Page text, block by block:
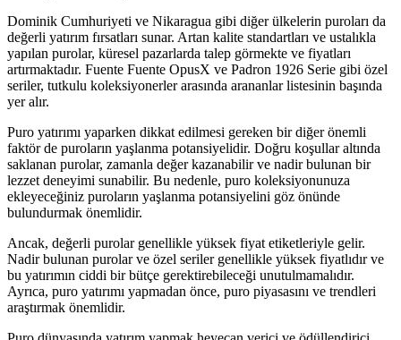
Dominik Cumhuriyeti ve Nikaragua gibi diğer ülkelerin puroları da
değerli yatırım fırsatları sunar. Artan kalite standartları ve ustalıkla
yapılan purolar, küresel pazarlarda talep görmekte ve fiyatları
artırmaktadır. Fuente Fuente OpusX ve Padron 1926 Serie gibi özel
seriler, tutkulu koleksiyonerler arasında arananlar listesinin başında
yer alır.
Puro yatırımı yaparken dikkat edilmesi gereken bir diğer önemli
faktör de puroların yaşlanma potansiyelidir. Doğru koşullar altında
saklanan purolar, zamanla değer kazanabilir ve nadir bulunan bir
lezzet deneyimi sunabilir. Bu nedenle, puro koleksiyonunuza
ekleyeceğiniz puroların yaşlanma potansiyelini göz önünde
bulundurmak önemlidir.
Ancak, değerli purolar genellikle yüksek fiyat etiketleriyle gelir.
Nadir bulunan purolar ve özel seriler genellikle yüksek fiyatlıdır ve
bu yatırımın ciddi bir bütçe gerektirebileceği unutulmamalıdır.
Ayrıca, puro yatırımı yapmadan önce, puro piyasasını ve trendleri
araştırmak önemlidir.